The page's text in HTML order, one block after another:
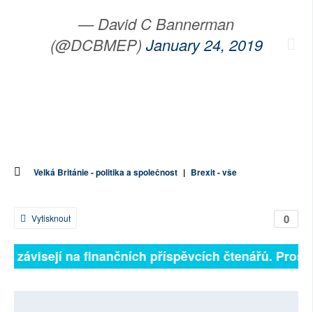
— David C Bannerman
(@DCBMEP) January 24, 2019
Velká Británie - politika a společnost | Brexit - vše
0
Vytisknout
závisejí na finančních příspěvcích čtenářů.